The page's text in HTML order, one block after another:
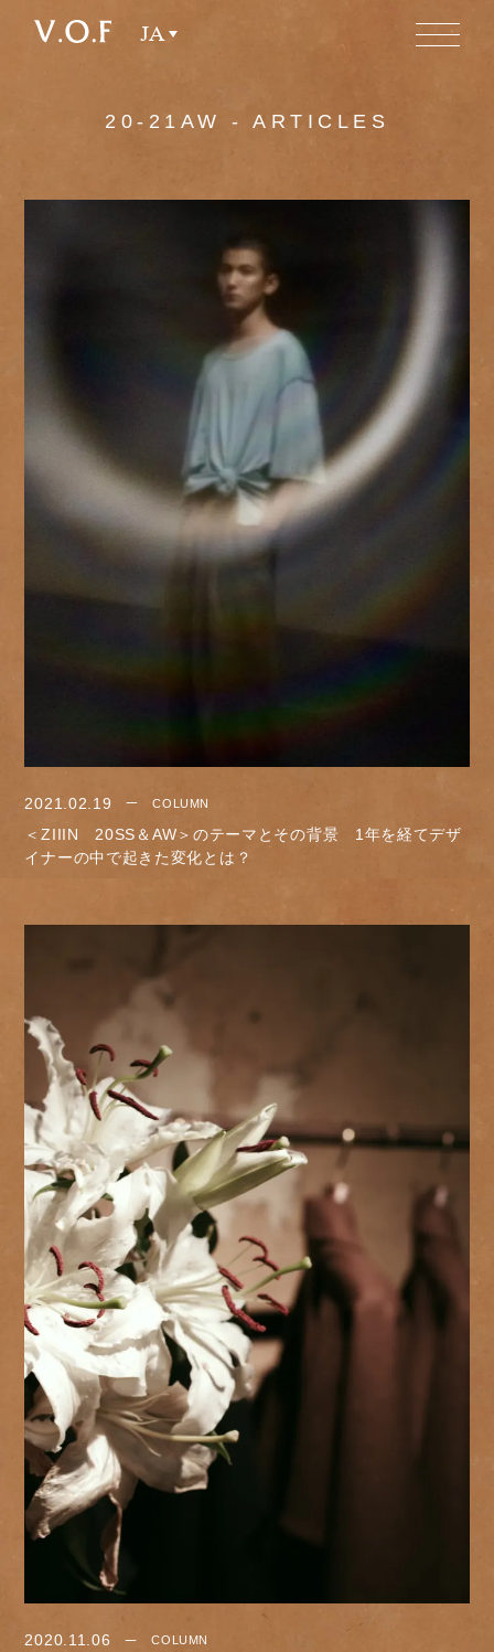
JA
20-21AW - ARTICLES
2021.02.19 COLUMN
＜ZIIIN 20SS＆AW＞のテーマとその背景 1年を経てデザ
イナーの中で起きた変化とは？
2020.11.06 COLUMN